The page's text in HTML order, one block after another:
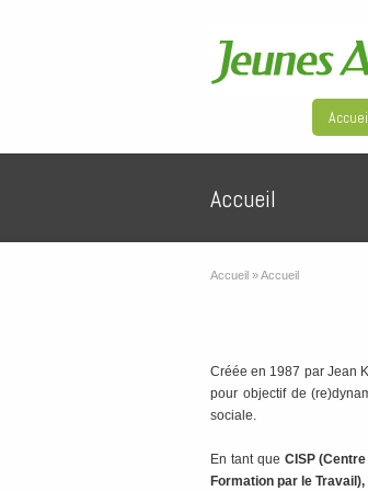
Accueil
Accueil »Accueil
Créée en 1987 par Jean
pour objectif de
sociale.
En tant que CISP
Formation par le Travail),